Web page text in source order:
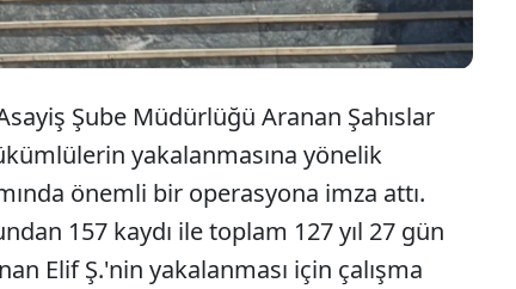
Şube Müdürlüğü Aranan Şahıslar
yakalanmasına yönelik
önemli bir operasyona imza attı.
157 kaydı ile toplam 127 yıl 27 gün
Elif Ş.'nin yakalanması için çalışma